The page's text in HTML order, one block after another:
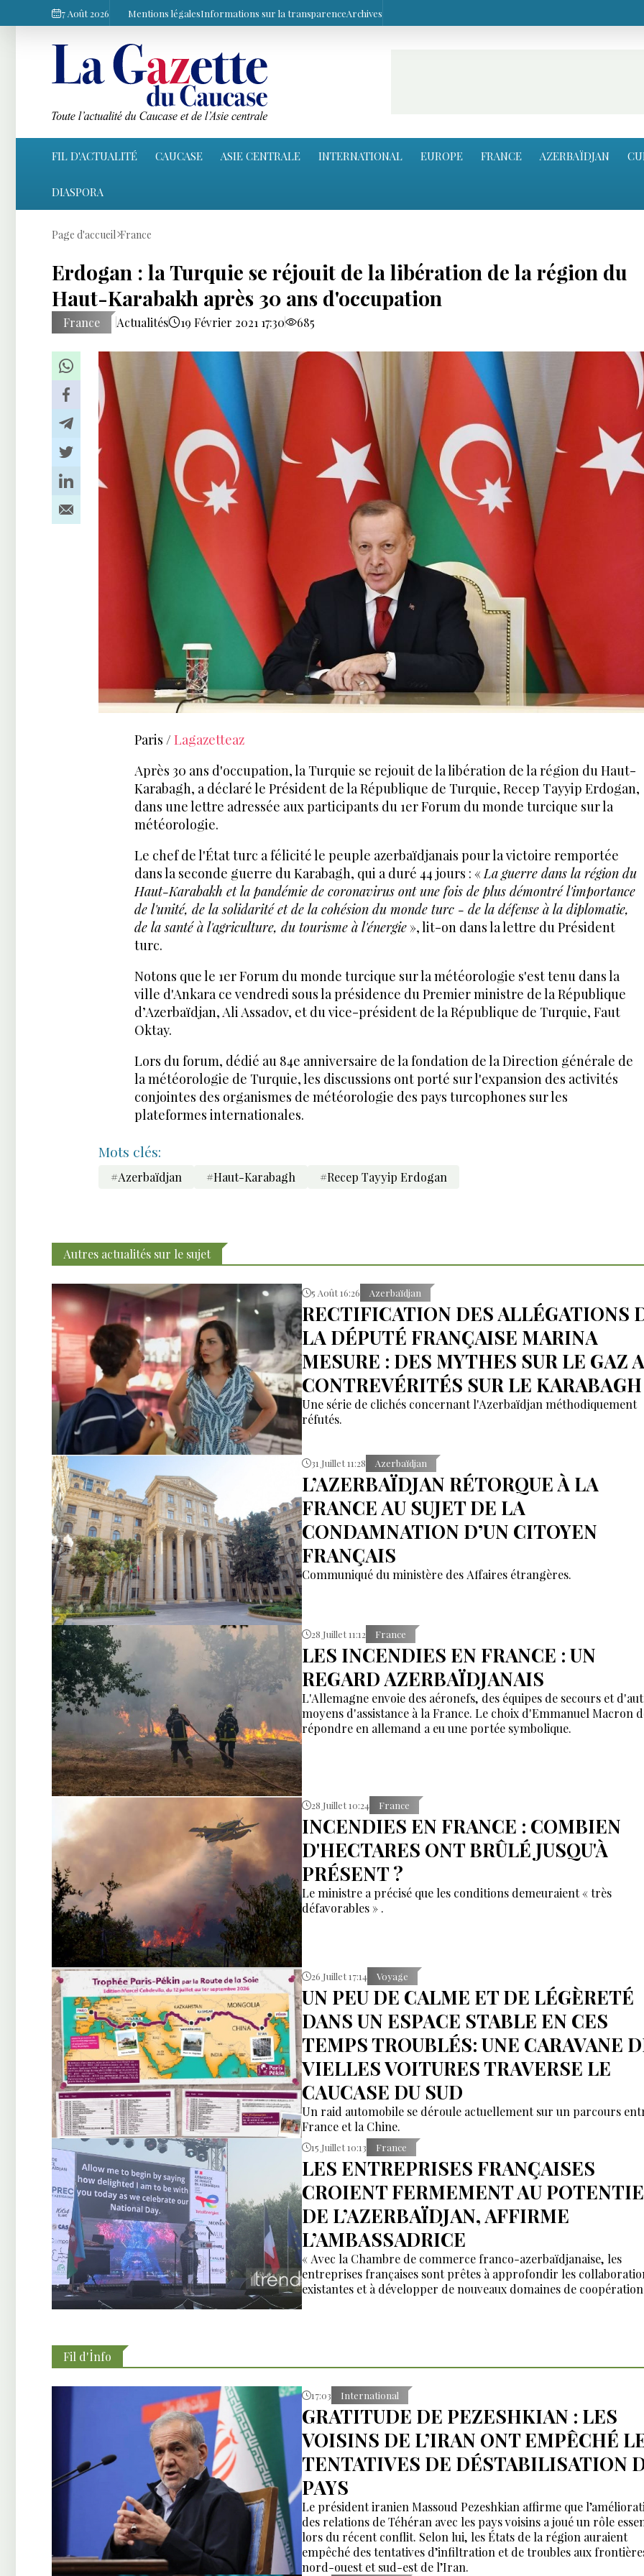
7 Août 2026 Mentions légalesInformations sur la transparenceArchives
FIL D'ACTUALITÉ CAUCASE ASIE CENTRALE INTERNATIONAL EUROPE FRANCE AZERBAÏDJAN
DIASPORA
Page d'accueil France
Erdogan : la Turquie se réjouit de la libération de la région du
Haut-Karabakh après 30 ans d'occupation
France Actualités 19 Février 2021 17:30 685
Paris / Lagazetteaz
Après 30 ans d'occupation, la Turquie se rejouit de la libération de la région du Haut-
Karabagh, a déclaré le Président de la République de Turquie, Recep Tayyip Erdogan,
dans une lettre adressée aux participants du 1er Forum du monde turcique sur la
météorologie.
Le chef de l'État turc a félicité le peuple azerbaïdjanais pour la victoire remportée
dans la seconde guerre du Karabagh, qui a duré 44 jours : «La guerre dans la région du
Haut-Karabakh et la pandémie de coronavirus ont une fois de plus démontré l'importance
de l'unité, de la solidarité et de la cohésion du monde turc - de la défense à la diplomatie,
de la santé à l'agriculture, du tourisme à l'énergie », lit-on dans la lettre du Président
turc.
Notons que le 1er Forum du monde turcique sur la météorologie s'est tenu dans la
ville d'Ankara ce vendredi sous la présidence du Premier ministre de la République
d’Azerbaïdjan, Ali Assadov, et du vice-président de la République de Turquie, Faut
Oktay.
Lors du forum, dédié au 84e anniversaire de la fondation de la Direction générale de
la météorologie de Turquie, les discussions ont porté sur l'expansion des activités
conjointes des organismes de météorologie des pays turcophones sur les
plateformes internationales.
Mots clés:
#Azerbaïdjan #Haut-Karabagh #Recep Tayyip Erdogan
Autres actualités sur le sujet
5 Août 16:26 Azerbaïdjan
RECTIFICATION DES ALLÉGATIONS
LA DÉPUTÉ FRANÇAISE MARINA
MESURE : DES MYTHES SUR LE GAZ
CONTREVÉRITÉS SUR LE KARABAGH
Une série de clichés concernant l'Azerbaïdjan méthodiquement
réfutés.
31 Juillet 11:28 Azerbaïdjan
L’AZERBAÏDJAN RÉTORQUE À LA
FRANCE AU SUJET DE LA
CONDAMNATION D’UN CITOYEN
FRANÇAIS
Communiqué du ministère des Affaires étrangères.
28 Juillet 11:12 France
LES INCENDIES EN FRANCE : UN
REGARD AZERBAÏDJANAIS
L'Allemagne envoie des aéronefs, des équipes de secours et
moyens d'assistance à la France. Le choix d'Emmanuel Macron
répondre en allemand a eu une portée symbolique.
28 Juillet 10:24 France
INCENDIES EN FRANCE : COMBIEN
D'HECTARES ONT BRÛLÉ JUSQU'À
PRÉSENT ?
Le ministre a précisé que les conditions demeuraient « très
défavorables » .
26 Juillet 17:14 Voyage
UN PEU DE CALME ET DE LÉGÈRETÉ
DANS UN ESPACE STABLE EN CES
TEMPS TROUBLÉS: UNE CARAVANE
VIELLES VOITURES TRAVERSE LE
CAUCASE DU SUD
Un raid automobile se déroule actuellement sur un parcours
France et la Chine.
15 Juillet 10:13 France
LES ENTREPRISES FRANÇAISES
CROIENT FERMEMENT AU
DE L’AZERBAÏDJAN, AFFIRME
L’AMBASSADRICE
« Avec la Chambre de commerce franco-azerbaïdjanaise, les
entreprises françaises sont prêtes à approfondir les
existantes et à développer de nouveaux domaines de coopération
Fil d'İnfo
17:03 International
GRATITUDE DE PEZESHKIAN : LES
VOISINS DE L’IRAN ONT EMPÊCHÉ
TENTATIVES DE DÉSTABILISATION
PAYS
Le président iranien Massoud Pezeshkian affirme que
des relations de Téhéran avec les pays voisins a joué un rôle
lors du récent conflit. Selon lui, les États de la région auraient
empêché des tentatives d’infiltration et de troubles aux
nord-ouest et sud-est de l’Iran.